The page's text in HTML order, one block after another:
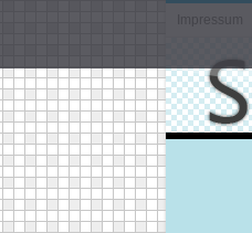
Impressum